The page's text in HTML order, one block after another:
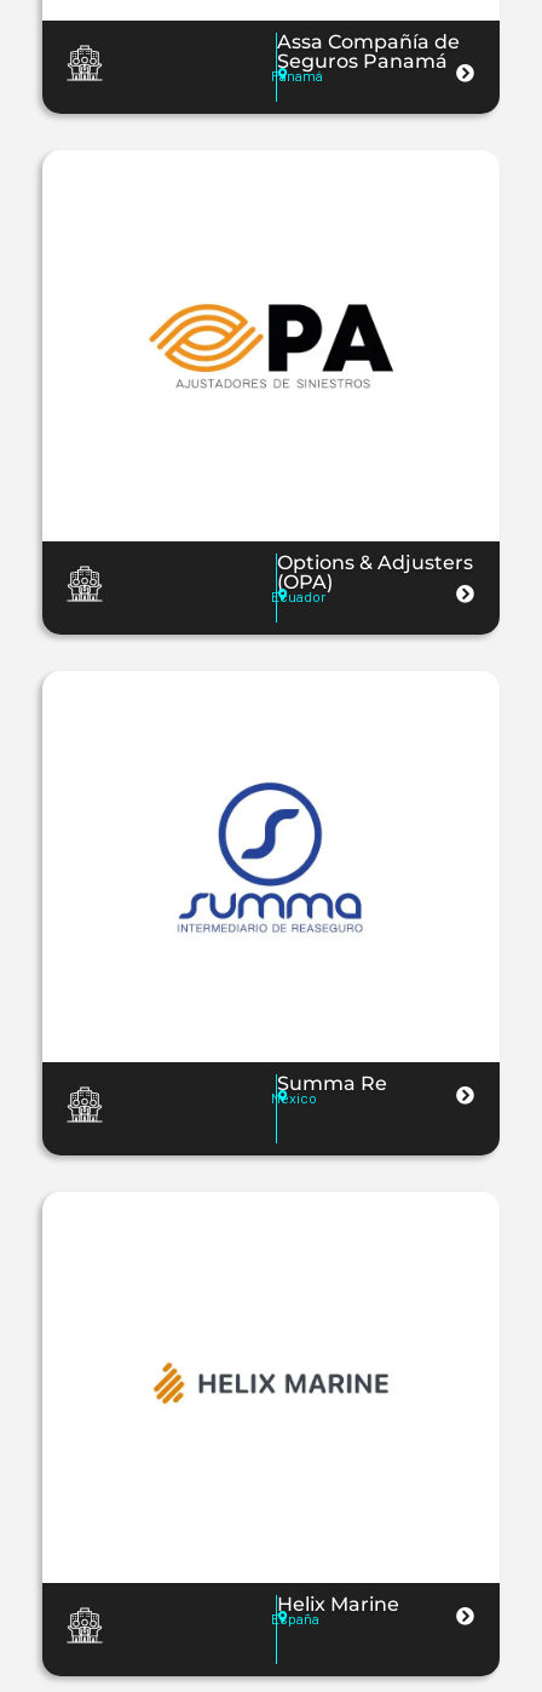
Assa Compañía de
Seguros Panamá
Panamá
Options & Adjusters
(OPA)
Ecuador
Summa Re
Mexico
Helix Marine
España